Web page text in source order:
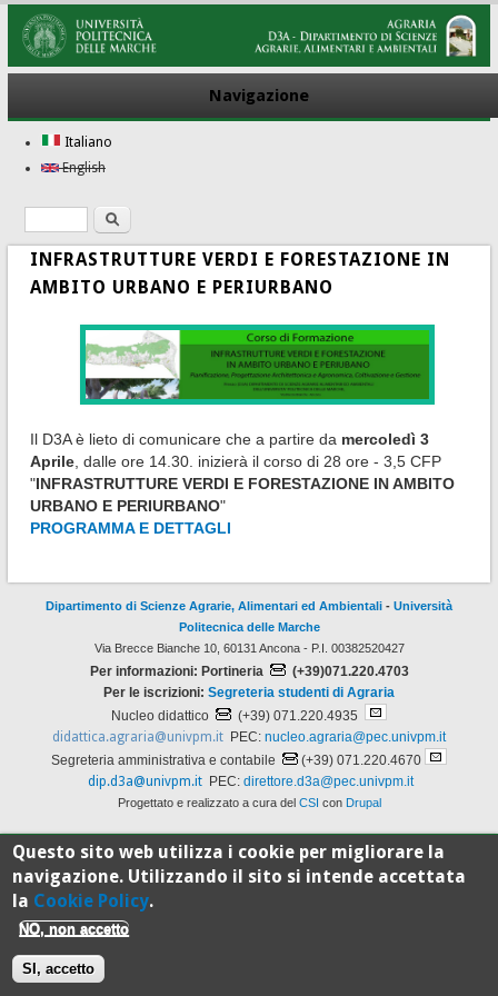
Navigazione
Italiano
English
Form di ricerca
Ricerca
INFRASTRUTTURE VERDI E FORESTAZIONE IN
AMBITO URBANO E PERIURBANO
Il D3A è lieto di comunicare che a partire da mercoledì 3
Aprile, dalle ore 14.30. inizierà il corso di 28 ore - 3,5 CFP
"INFRASTRUTTURE VERDI E FORESTAZIONE IN AMBITO
URBANO E PERIURBANO"
PROGRAMMA E DETTAGLI
Dipartimento di Scienze Agrarie, Alimentari ed Ambientali - Università
Politecnica delle Marche
Via Brecce Bianche 10, 60131 Ancona - P.I. 00382520427
Per informazioni: Portineria
(+39)071.220.4703
Per le iscrizioni: Segreteria studenti di Agraria
Nucleo didattico
(+39) 071.220.4935
didattica.agraria@univpm.it PEC: nucleo.agraria@pec.univpm.it
Segreteria amministrativa e contabile
(+39) 071.220.4670
dip.d3a@univpm.it PEC: direttore.d3a@pec.univpm.it
Progettato e realizzato a cura del CSI con Drupal
100%
Standard
Questo sito web utilizza i cookie per migliorare la
navigazione. Utilizzando il sito si intende accettata
la Cookie Policy.
NO, non accetto
SI, accetto